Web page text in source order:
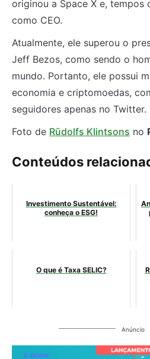
originou a Space X e, tempos
como CEO.
Atualmente, ele superou o
Jeff Bezos, como sendo o
mundo. Portanto, ele possui
economia e criptomoedas,
seguidores apenas no Twitter.
Foto de Rūdolfs Klintsons no
Conteúdos
Investimento Sustentável:
conheça o ESG!
O que é Taxa SELIC?
Anúncio